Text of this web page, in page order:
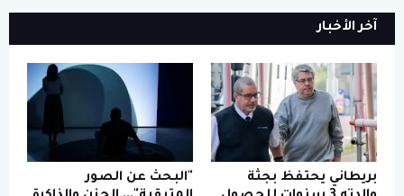
آخر الأخبار
بريطاني يحتفظ بجثة
"البحث عن الصور